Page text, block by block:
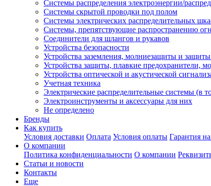
Системы распределения электроэнергии/
Системы скрытой проводки под полом
Системы электрических распределительных
Системы, препятствующие распространению
Соединители для шлангов и рукавов
Устройства безопасности
Устройства заземления, молниезащиты и
Устройства защиты, плавкие предохранители,
Устройства оптической и акустической
Учетная техника
Электрические распределительные системы (в
Электроинструменты и аксессуары для них
Не определено
Бренды
Как купить
Условия доставки Оплата Условия оплаты Гарантия
О компании
Политика конфиденциальности О компании
Статьи и новости
Контакты
Еще